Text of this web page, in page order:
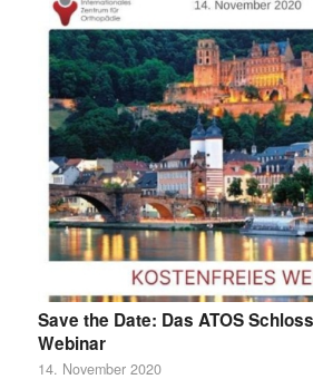
Save the Date: Das ATOS
Webinar
14. November 2020